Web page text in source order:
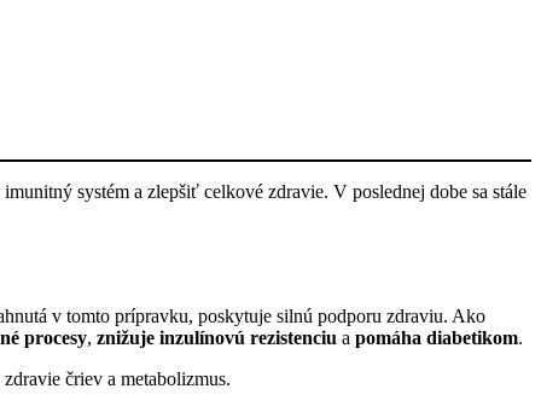
systém a zlepšiť celkové zdravie. V poslednej dobe sa stále
v tomto prípravku, poskytuje silnú podporu zdraviu. Ako
procesy, znižuje inzulínovú rezistenciu a pomáha diabetikom.
čriev a metabolizmus.